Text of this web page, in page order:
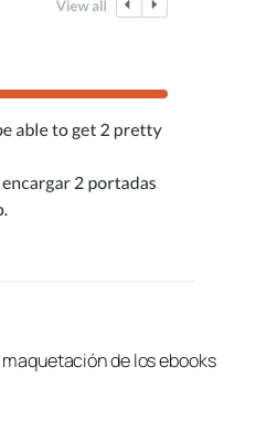
de los ebooks